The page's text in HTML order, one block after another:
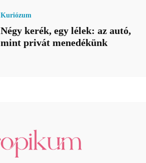
Kuriózum
Négy kerék, egy lélek: az autó,
mint privát menedékünk